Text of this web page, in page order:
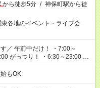
から徒歩5分 / 神保町駅から徒
各地のイベント・ライブ会
～
ベントによ
もOK